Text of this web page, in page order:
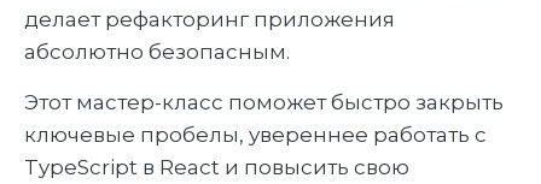
делает рефакторинг приложения
абсолютно безопасным.
Этот мастер-класс поможет быстро закрыть
ключевые пробелы, увереннее работать с
TypeScript в React и повысить свою